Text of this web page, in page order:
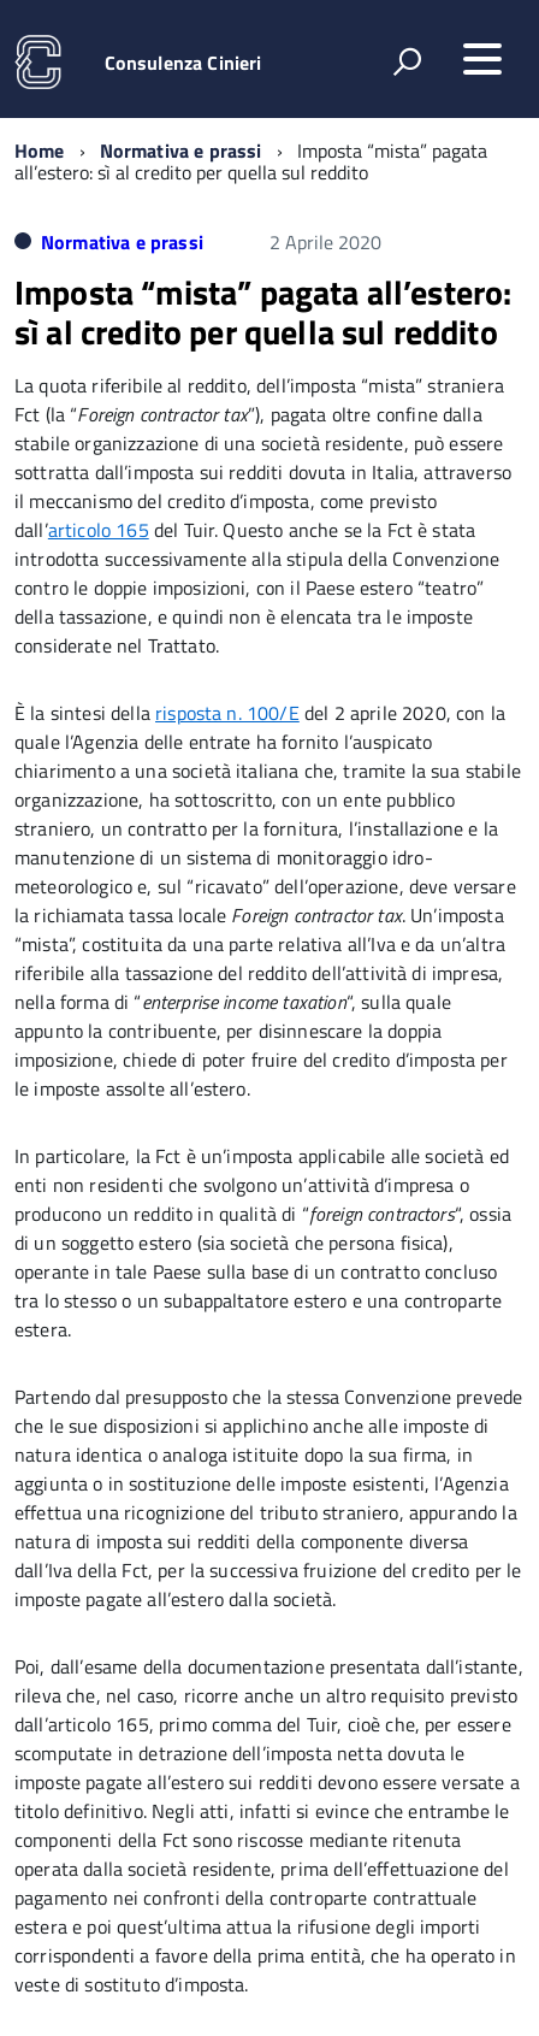
Consulenza Cinieri
Home Normativa e prassi Imposta “mista” pagata
all’estero: sì al credito per quella sul reddito
Normativa e prassi 2 Aprile 2020
Imposta “mista” pagata all’estero:
sì al credito per quella sul reddito
La quota riferibile al reddito, dell’imposta “mista” straniera
Fct (la “Foreign contractor tax”), pagata oltre confine dalla
stabile organizzazione di una società residente, può essere
sottratta dall’imposta sui redditi dovuta in Italia, attraverso
il meccanismo del credito d’imposta, come previsto
dall’articolo 165 del Tuir. Questo anche se la Fct è stata
introdotta successivamente alla stipula della Convenzione
contro le doppie imposizioni, con il Paese estero “teatro”
della tassazione, e quindi non è elencata tra le imposte
considerate nel Trattato.
È la sintesi della risposta n. 100/Edel 2 aprile 2020, con la
quale l’Agenzia delle entrate ha fornito l’auspicato
chiarimento a una società italiana che, tramite la sua stabile
organizzazione, ha sottoscritto, con un ente pubblico
straniero, un contratto per la fornitura, l’installazione e la
manutenzione di un sistema di monitoraggio idro-
meteorologico e, sul “ricavato” dell’operazione, deve versare
la richiamata tassa locale Foreign contractor tax. Un’imposta
“mista”, costituita da una parte relativa all’Iva e da un’altra
riferibile alla tassazione del reddito dell’attività di impresa,
nella forma di “enterprise income taxation“, sulla quale
appunto la contribuente, per disinnescare la doppia
imposizione, chiede di poter fruire del credito d’imposta per
le imposte assolte all’estero.
In particolare, la Fct è un’imposta applicabile alle società ed
enti non residenti che svolgono un’attività d’impresa o
producono un reddito in qualità di “foreign contractors“, ossia
di un soggetto estero (sia società che persona fisica),
operante in tale Paese sulla base di un contratto concluso
tra lo stesso o un subappaltatore estero e una controparte
estera.
Partendo dal presupposto che la stessa Convenzione prevede
che le sue disposizioni si applichino anche alle imposte di
natura identica o analoga istituite dopo la sua firma, in
aggiunta o in sostituzione delle imposte esistenti, l’Agenzia
effettua una ricognizione del tributo straniero, appurando la
natura di imposta sui redditi della componente diversa
dall’Iva della Fct, per la successiva fruizione del credito per le
imposte pagate all’estero dalla società.
Poi, dall’esame della documentazione presentata dall’istante,
rileva che, nel caso, ricorre anche un altro requisito previsto
dall’articolo 165, primo comma del Tuir, cioè che, per essere
scomputate in detrazione dell’imposta netta dovuta le
imposte pagate all’estero sui redditi devono essere versate a
titolo definitivo. Negli atti, infatti si evince che entrambe le
componenti della Fct sono riscosse mediante ritenuta
operata dalla società residente, prima dell’effettuazione del
pagamento nei confronti della controparte contrattuale
estera e poi quest’ultima attua la rifusione degli importi
corrispondenti a favore della prima entità, che ha operato in
veste di sostituto d’imposta.